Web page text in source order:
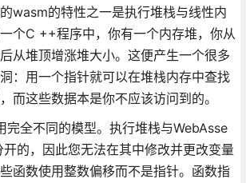
wasm的特性之一是执行堆栈与线性内
个C ++程序中，你有一个内存堆，你从
从堆顶增涨堆大小。这便产生一个很多
：用一个指针就可以在堆栈内存中查找
而这些数据本是你不应该访问到的。
完全不同的模型。执行堆栈与WebAsse
的，因此您无法在其中修改并更改变量
函数使用整数偏移而不是指针。函数指